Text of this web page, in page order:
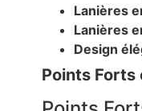
Lanières
Lanières
Design
Points Forts